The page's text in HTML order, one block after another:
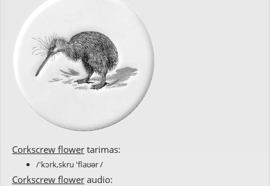
Corkscrew flower tarimas:
/'kɔrk,skru 'flaʊər /
Corkscrew flower audio: